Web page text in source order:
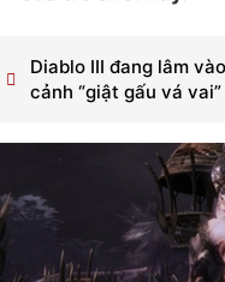
Diablo III đang lâm vào
cảnh “giật gấu vá vai”